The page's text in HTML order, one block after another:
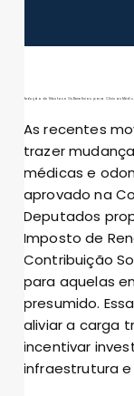
Redução de Tributos e Os Benefícios para Clínicas
As recentes
trazer
médicas e
aprovado na
Deputados
Imposto de
Contribuição
para aquelas
presumido.
aliviar a carga
incentivar
infraestrutura